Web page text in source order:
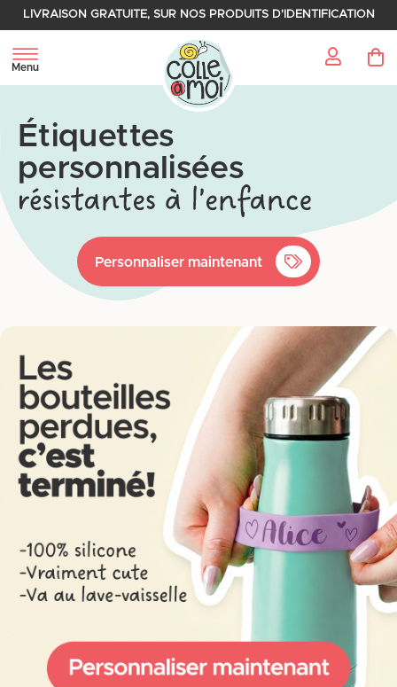
LIVRAISON GRATUITE, SUR NOS PRODUITS D'IDENTIFICATION
Menu
Étiquettes
personnalisées
Personnaliser maintenant